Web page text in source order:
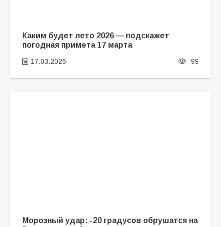
Каким будет лето 2026 — подскажет
погодная примета 17 марта
17.03.2026 99
Морозный удар: -20 градусов обрушатся на